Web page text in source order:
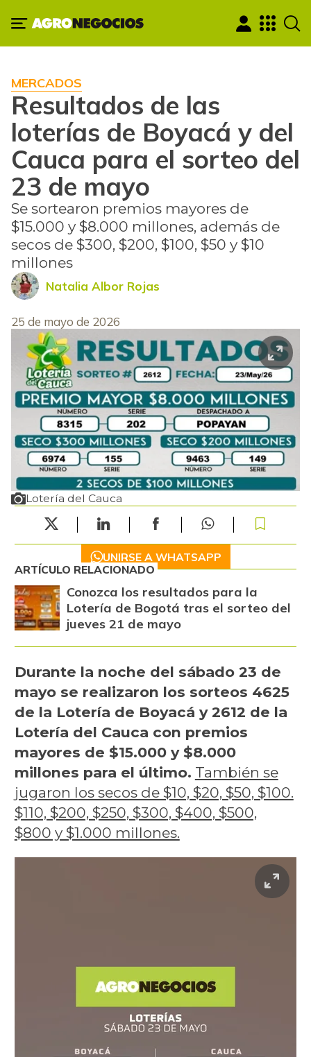
MERCADOS
Resultados de las
loterías de Boyacá y del
Cauca para el sorteo del
23 de mayo
Se sortearon premios mayores de
$15.000 y $8.000 millones, además de
secos de $300, $200, $100, $50 y $10
millones
Natalia Albor Rojas
25 de mayo de 2026
Lotería del Cauca
UNIRSE A WHATSAPP
ARTÍCULO RELACIONADO
Conozca los resultados para la
Lotería de Bogotá tras el sorteo del
jueves 21 de mayo
Durante la noche del sábado 23 de
mayo se realizaron los sorteos 4625
de la Lotería de Boyacá y 2612 de la
Lotería del Cauca con premios
mayores de $15.000 y $8.000
millones para el último. También se
jugaron los secos de $10, $20, $50, $100.
$110, $200, $250, $300, $400, $500,
$800 y $1.000 millones.